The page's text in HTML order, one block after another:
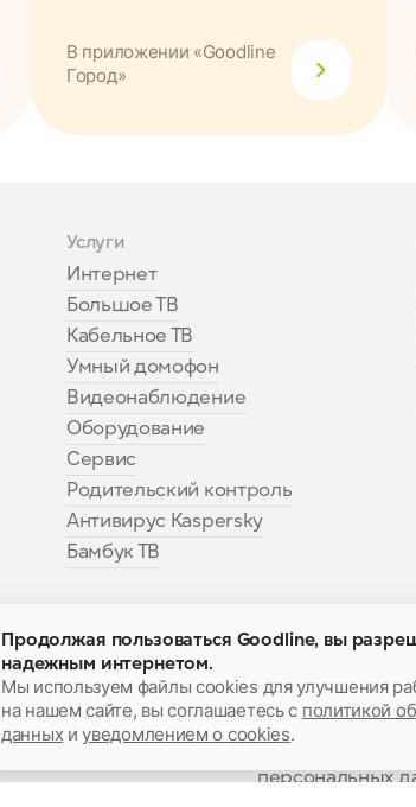
В приложении «Goodline
Город»
Услуги
Интернет
Большое ТВ
Кабельное ТВ
Умный домофон
Видеонаблюдение
Оборудование
Сервис
Родительский контроль
Антивирус Kaspersky
Бамбук ТВ
Для бизнесаПоложение об
персональных
Продолжая пользоваться Goodline, вы
надежным интернетом.
Мы используем файлы cookies для улучшения
на нашем сайте, вы соглашаетесь с политикой
данных и уведомлением о cookies.